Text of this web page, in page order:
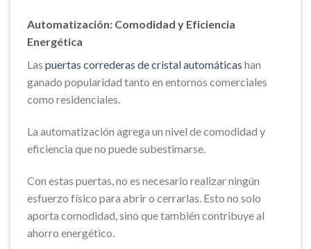
Automatización: Comodidad y Eficiencia
Energética
Las puertas correderas de cristal automáticas han
ganado popularidad tanto en entornos comerciales
como residenciales.
La automatización agrega un nivel de comodidad y
eficiencia que no puede subestimarse.
Con estas puertas, no es necesario realizar ningún
esfuerzo físico para abrir o cerrarlas. Esto no solo
aporta comodidad, sino que también contribuye al
ahorro energético.